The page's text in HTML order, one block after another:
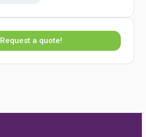
Request a quote!